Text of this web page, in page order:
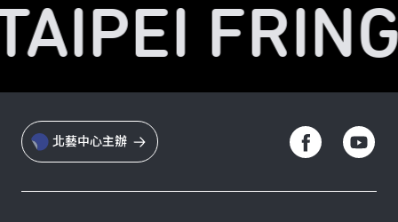
北藝中心主辦